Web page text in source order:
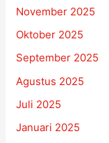
November 2025
Oktober 2025
September 2025
Agustus 2025
Juli 2025
Januari 2025